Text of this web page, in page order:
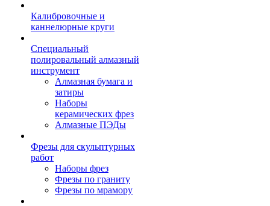
Калибровочные и
каннелюрные круги
Специальный
полировальный алмазный
инструмент
Алмазная бумага и
затиры
Наборы
керамических фрез
Алмазные ПЭДы
Фрезы для скульптурных
работ
Наборы фрез
Фрезы по граниту
Фрезы по мрамору